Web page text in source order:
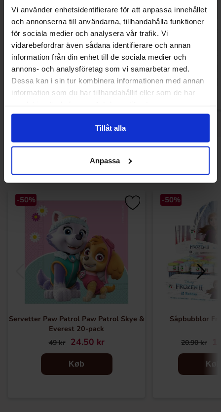
Vi använder enhetsidentifierare för att anpassa innehållet
och annonserna till användarna, tillhandahålla funktioner
för sociala medier och analysera vår trafik. Vi
vidarebefordrar även sådana identifierare och annan
information från din enhet till de sociala medier och
annons- och analysföretag som vi samarbetar med.
Dessa kan i sin tur kombinera informationen med annan
information som du har tillhandahållit eller som de har
Tillåt alla
Anpassa
Stranger Things Toaster Tarts Chocolate
& Red Cherry 280g
79.90 kr 24.90 kr
Køb
Andre kunne lide
-50%
Servetter Paw Patrol Paw Patrol Skye &
Everest 20-pack
49 kr 24.50 kr
Køb
-50%
Såpbubblor
20.90 kr
Køb